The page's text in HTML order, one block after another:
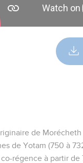
de
de Yotam (750 à
co-régence à partir